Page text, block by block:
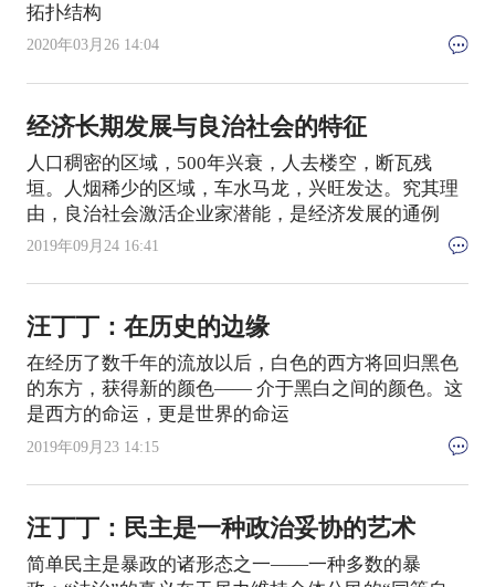
拓扑结构
2020年03月26 14:04
经济长期发展与良治社会的特征
人口稠密的区域，500年兴衰，人去楼空，断瓦残
垣。人烟稀少的区域，车水马龙，兴旺发达。究其理
由，良治社会激活企业家潜能，是经济发展的通例
2019年09月24 16:41
汪丁丁：在历史的边缘
在经历了数千年的流放以后，白色的西方将回归黑色
的东方，获得新的颜色—— 介于黑白之间的颜色。这
是西方的命运，更是世界的命运
2019年09月23 14:15
汪丁丁：民主是一种政治妥协的艺术
简单民主是暴政的诸形态之一——一种多数的暴